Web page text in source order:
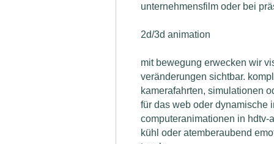
unternehmensfilm oder bei
2d/3d animation
mit bewegung erwecken wir
veränderungen sichtbar.
kamerafahrten, simulationen
für das web oder dynamische
computeranimationen in
kühl oder atemberaubend